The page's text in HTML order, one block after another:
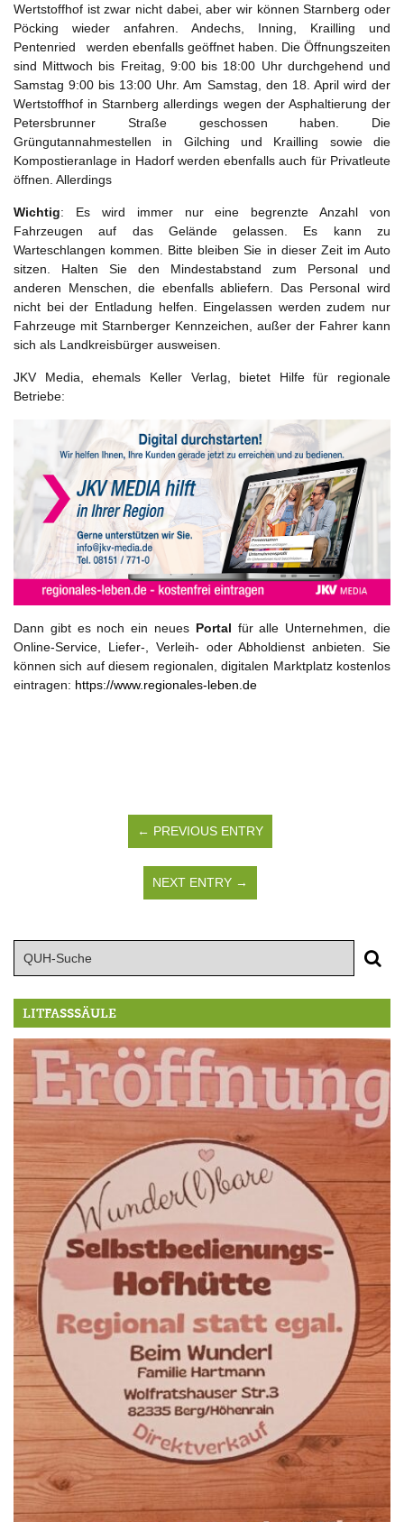
Wertstoffhof ist zwar nicht dabei, aber wir können Starnberg oder
Pöcking wieder anfahren. Andechs, Inning, Krailling und
Pentenried werden ebenfalls geöffnet haben. Die Öffnungszeiten
sind Mittwoch bis Freitag, 9:00 bis 18:00 Uhr durchgehend und
Samstag 9:00 bis 13:00 Uhr. Am Samstag, den 18. April wird der
Wertstoffhof in Starnberg allerdings wegen der Asphaltierung der
Petersbrunner Straße geschossen haben. Die
Grüngutannahmestellen in Gilching und Krailling sowie die
Kompostieranlage in Hadorf werden ebenfalls auch für Privatleute
öffnen. Allerdings
Wichtig: Es wird immer nur eine begrenzte Anzahl von
Fahrzeugen auf das Gelände gelassen. Es kann zu
Warteschlangen kommen. Bitte bleiben Sie in dieser Zeit im Auto
sitzen. Halten Sie den Mindestabstand zum Personal und
anderen Menschen, die ebenfalls abliefern. Das Personal wird
nicht bei der Entladung helfen. Eingelassen werden zudem nur
Fahrzeuge mit Starnberger Kennzeichen, außer der Fahrer kann
sich als Landkreisbürger ausweisen.
JKV Media, ehemals Keller Verlag, bietet Hilfe für regionale
Betriebe:
Dann gibt es noch ein neues Portal für alle Unternehmen, die
Online-Service, Liefer-, Verleih- oder Abholdienst anbieten. Sie
können sich auf diesem regionalen, digitalen Marktplatz kostenlos
eintragen: https://www.regionales-leben.de
← PREVIOUS ENTRY
NEXT ENTRY →
LITFASSSÄULE